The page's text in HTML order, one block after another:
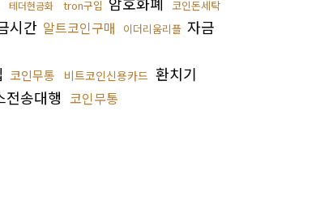
테더현금화 tron구입 코인돈세탁
시간 알트코인구매 이더리움리플 자금
코인무통 비트코인신용카드 환치기
전송대행 코인무통